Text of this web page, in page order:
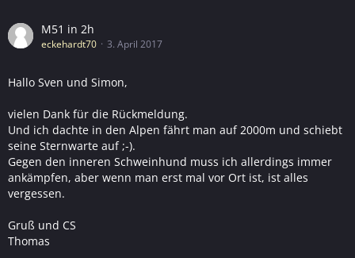
M51 in 2h
eckehardt70 3. April 2017
Hallo Sven und Simon,
vielen Dank für die Rückmeldung.
Und ich dachte in den Alpen fährt man auf 2000m und schiebt
seine Sternwarte auf ;-).
Gegen den inneren Schweinhund muss ich allerdings immer
ankämpfen, aber wenn man erst mal vor Ort ist, ist alles
vergessen.
Gruß und CS
Thomas